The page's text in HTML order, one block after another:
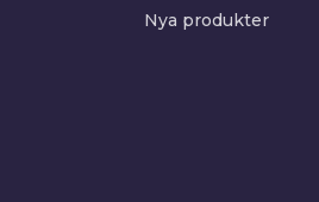
Nya produkter